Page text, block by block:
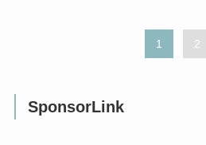
1 2
SponsorLink